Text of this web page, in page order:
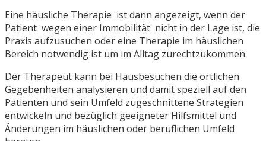
Eine häusliche Therapie ist dann angezeigt, wenn der
Patient wegen einer Immobilität nicht in der Lage ist, die
Praxis aufzusuchen oder eine Therapie im häuslichen
Bereich notwendig ist um im Alltag zurechtzukommen.
Der Therapeut kann bei Hausbesuchen die örtlichen
Gegebenheiten analysieren und damit speziell auf den
Patienten und sein Umfeld zugeschnittene Strategien
entwickeln und bezüglich geeigneter Hilfsmittel und
Änderungen im häuslichen oder beruflichen Umfeld